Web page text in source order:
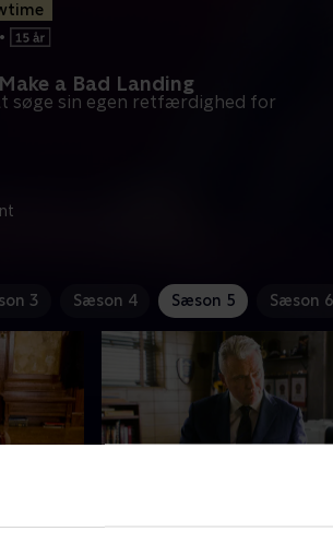
•
a Bad Landing
søge sin egen retfærdighed for
3 Sæson 4 Sæson 5 Sæson 6
a Bad
22. Moving Targets